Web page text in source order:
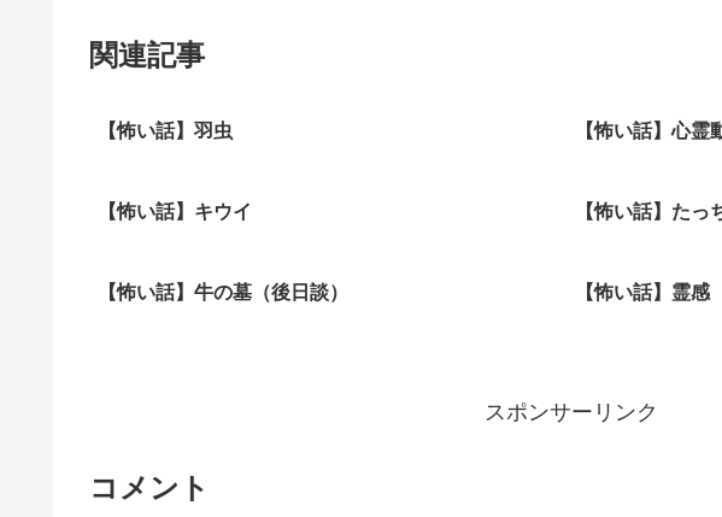
関連記事
【怖い話】羽虫 【怖い話】心霊
【怖い話】キウイ 【怖い話】たっ
【怖い話】牛の墓（後日談） 【怖い話】霊感
スポンサーリンク
コメント